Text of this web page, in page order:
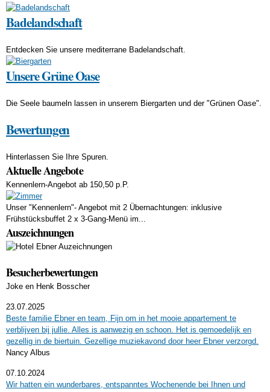
Badelandschaft
Entdecken Sie unsere mediterrane Badelandschaft.
Unsere Grüne Oase
Die Seele baumeln lassen in unserem Biergarten und der "Grünen Oase".
Bewertungen
Hinterlassen Sie Ihre Spuren.
Aktuelle Angebote
Kennenlern-Angebot ab 150,50 p.P.
Unser "Kennenlern"- Angebot mit 2 Übernachtungen: inklusive
Frühstücksbuffet 2 x 3-Gang-Menü im...
Auszeichnungen
Besucherbewertungen
Joke en Henk Bosscher
23.07.2025
Beste familie Ebner en team, Fijn om in het mooie appartement te
verblijven bij jullie. Alles is aanwezig en schoon. Het is gemoedelijk en
gezellig in de biertuin. Gezellige muziekavond door heer Ebner verzorgd.
Nancy Albus
07.10.2024
Wir hatten ein wunderbares, entspanntes Wochenende bei Ihnen und